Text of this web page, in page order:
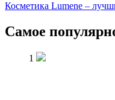
Косметика Lumene –
Самое
1